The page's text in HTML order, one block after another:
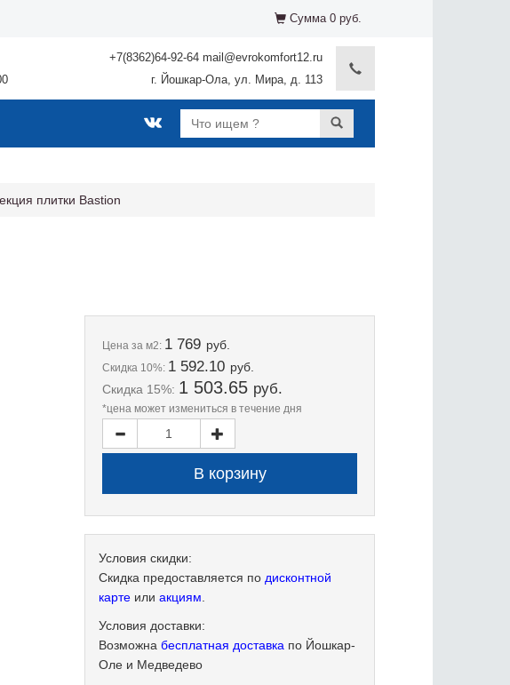
Сумма 0 руб.
+7(8362)64-92-64 mail@evrokomfort12.ru
г. Йошкар-Ола, ул. Мира, д. 113
плитки Bastion
Цена за м2: 1 769 руб.
Скидка 10%: 1 592.10 руб.
Скидка 15%: 1 503.65 руб.
*цена может измениться в течение дня
Условия скидки:
Скидка предоставляется по дисконтной
карте илиакциям
Условия доставки:
Возможнабесплатная доставка по Йошкар-
Оле и Медведево